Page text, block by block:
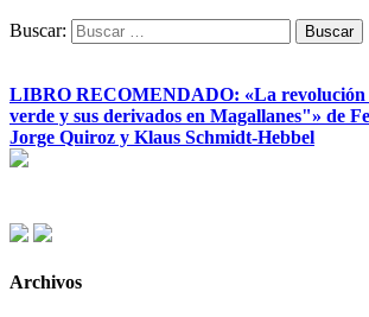
Buscar:
LIBRO RECOMENDADO: «La revolución
verde y sus derivados en Magallanes"» de
Jorge Quiroz y Klaus Schmidt-Hebbel
Archivos